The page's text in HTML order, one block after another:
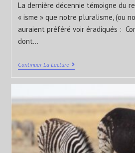
La dernière décennie témoigne du
« isme » que notre pluralisme, (ou
auraient préféré voir éradiqués :
dont…
Continuer La Lecture